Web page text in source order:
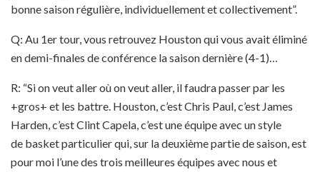
bonne saison régulière, individuellement et collectivement”.
Q: Au 1er tour, vous retrouvez Houston qui vous avait éliminé
en demi-finales de conférence la saison dernière (4-1)…
R: “Si on veut aller où on veut aller, il faudra passer par les
+gros+ et les battre. Houston, c’est Chris Paul, c’est James
Harden, c’est Clint Capela, c’est une équipe avec un style
de basket particulier qui, sur la deuxième partie de saison, est
pour moi l’une des trois meilleures équipes avec nous et